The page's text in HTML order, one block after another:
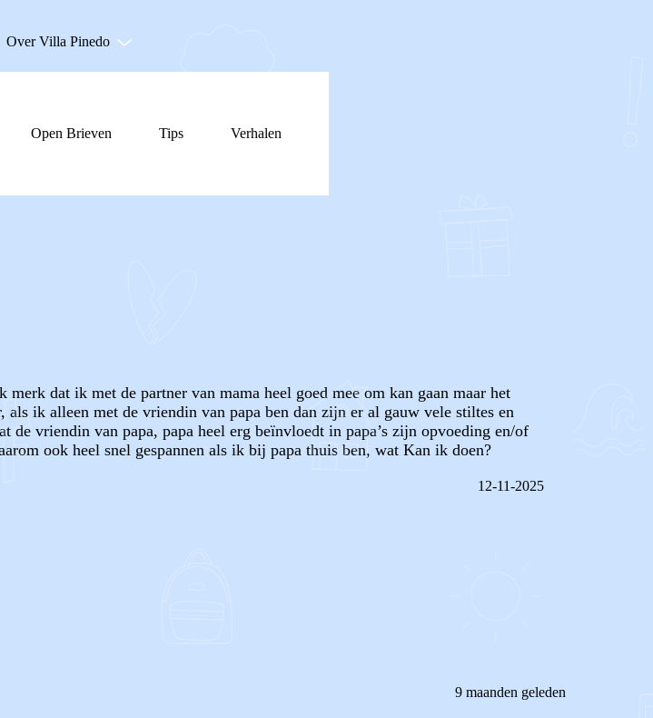
Over Villa Pinedo
Open Brieven Tips Verhalen
dat ik met de partner van mama heel goed mee om kan gaan maar het
ik alleen met de vriendin van papa ben dan zijn er al gauw vele stiltes en
vriendin van papa, papa heel erg beïnvloedt in papa’s zijn opvoeding en/of
ook heel snel gespannen als ik bij papa thuis ben, wat Kan ik doen?
12-11-2025
9 maanden geleden